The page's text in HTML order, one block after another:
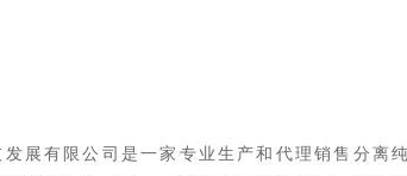
展有限公司 是一家专业生产和代理销售分离